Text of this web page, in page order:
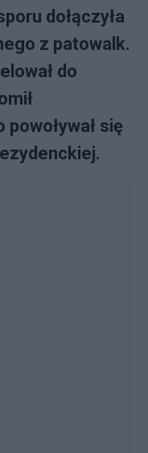
dołączyła
z patowalk.
do
się